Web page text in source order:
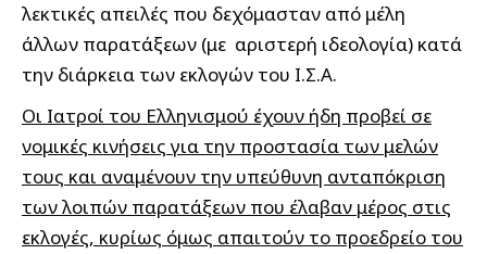
λεκτικές απειλές που δεχόμασταν από μέλη
άλλων παρατάξεων (με αριστερή ιδεολογία) κατά
την διάρκεια των εκλογών του Ι.Σ.Α.
Οι Ιατροί του Ελληνισμού έχουν ήδη προβεί σε
νομικές κινήσεις για την προστασία των μελών
τους και αναμένουν την υπεύθυνη ανταπόκριση
των λοιπών παρατάξεων που έλαβαν μέρος στις
εκλογές, κυρίως όμως απαιτούν το προεδρείο του